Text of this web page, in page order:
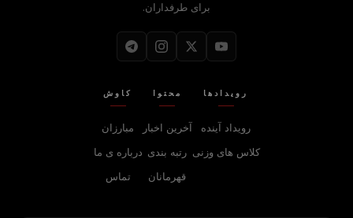
برای طرفداران.
رویدادها
رویداد آینده
کلاس های وزنی
محتوا
آخرین اخبار
رتبه بندی
قهرمانان
کاوش
مبارزان
درباره‌ ی ما
تماس